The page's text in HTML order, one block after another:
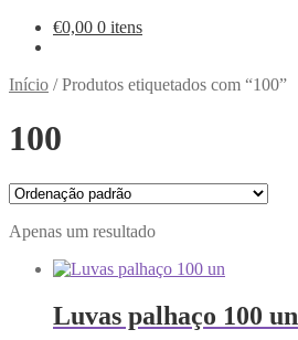
€0,00 0 itens
Início /Produtos etiquetados com “100”
100
Apenas um resultado
Luvas palhaço 100 un